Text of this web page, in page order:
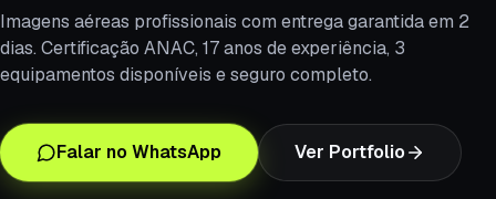
Imagens aéreas profissionais com entrega garantida em 2
dias. Certificação ANAC, 17 anos de experiência, 3
equipamentos disponíveis e seguro completo.
Falar no WhatsApp Ver Portfolio